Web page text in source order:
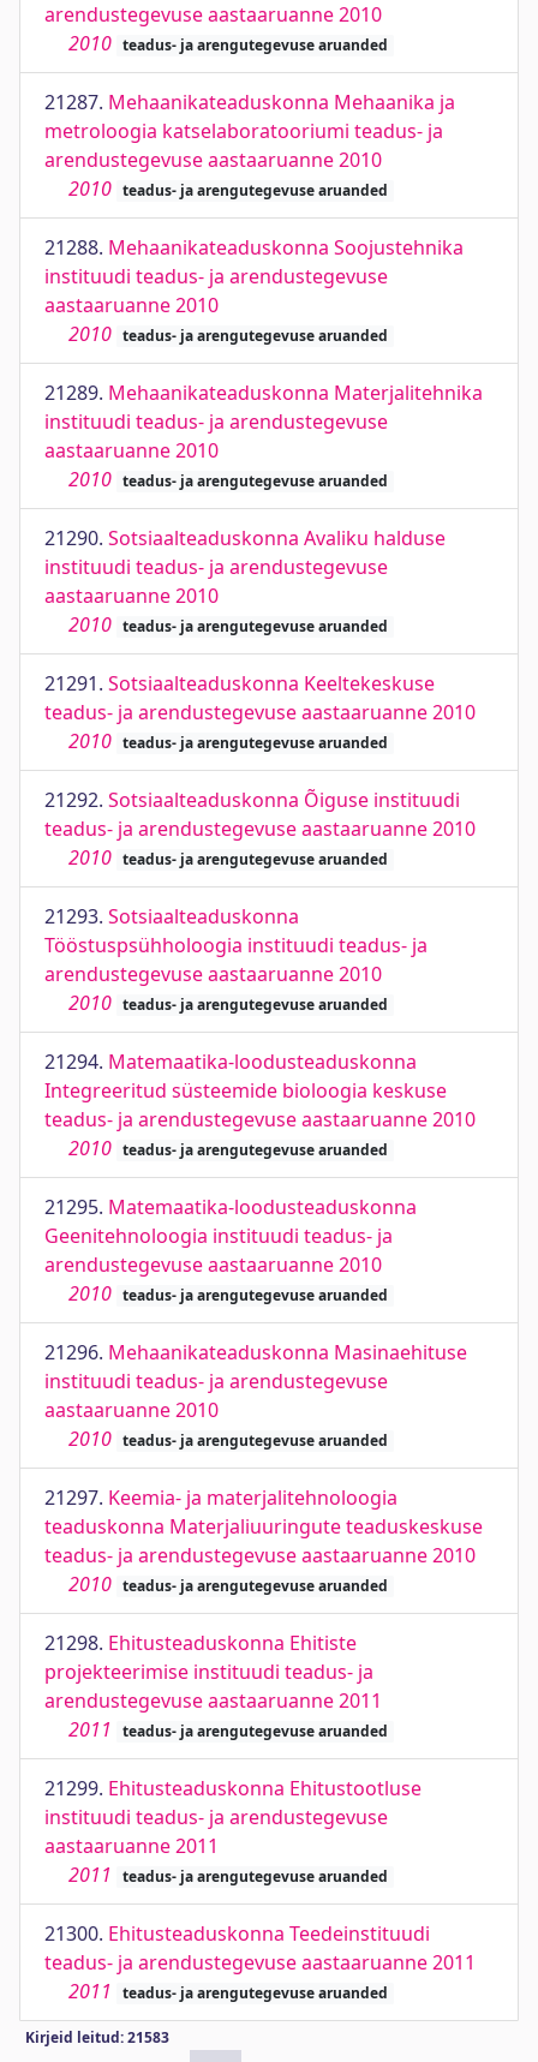
arendustegevuse aastaaruanne 2010
2010 teadus- ja arengutegevuse aruanded
21287. Mehaanikateaduskonna Mehaanika ja
metroloogia katselaboratooriumi teadus- ja
arendustegevuse aastaaruanne 2010
2010 teadus- ja arengutegevuse aruanded
21288. Mehaanikateaduskonna Soojustehnika
instituudi teadus- ja arendustegevuse
aastaaruanne 2010
2010 teadus- ja arengutegevuse aruanded
21289. Mehaanikateaduskonna Materjalitehnika
instituudi teadus- ja arendustegevuse
aastaaruanne 2010
2010 teadus- ja arengutegevuse aruanded
21290. Sotsiaalteaduskonna Avaliku halduse
instituudi teadus- ja arendustegevuse
aastaaruanne 2010
2010 teadus- ja arengutegevuse aruanded
21291. Sotsiaalteaduskonna Keeltekeskuse
teadus- ja arendustegevuse aastaaruanne 2010
2010 teadus- ja arengutegevuse aruanded
21292. Sotsiaalteaduskonna Õiguse instituudi
teadus- ja arendustegevuse aastaaruanne 2010
2010 teadus- ja arengutegevuse aruanded
21293. Sotsiaalteaduskonna
Tööstuspsühholoogia instituudi teadus- ja
arendustegevuse aastaaruanne 2010
2010 teadus- ja arengutegevuse aruanded
21294. Matemaatika-loodusteaduskonna
Integreeritud süsteemide bioloogia keskuse
teadus- ja arendustegevuse aastaaruanne 2010
2010 teadus- ja arengutegevuse aruanded
21295. Matemaatika-loodusteaduskonna
Geenitehnoloogia instituudi teadus- ja
arendustegevuse aastaaruanne 2010
2010 teadus- ja arengutegevuse aruanded
21296. Mehaanikateaduskonna Masinaehituse
instituudi teadus- ja arendustegevuse
aastaaruanne 2010
2010 teadus- ja arengutegevuse aruanded
21297. Keemia- ja materjalitehnoloogia
teaduskonna Materjaliuuringute teaduskeskuse
teadus- ja arendustegevuse aastaaruanne 2010
2010 teadus- ja arengutegevuse aruanded
21298. Ehitusteaduskonna Ehitiste
projekteerimise instituudi teadus- ja
arendustegevuse aastaaruanne 2011
2011
teadus- ja arengutegevuse aruanded
21299. Ehitusteaduskonna Ehitustootluse
instituudi teadus- ja arendustegevuse
aastaaruanne 2011
2011
teadus- ja arengutegevuse aruanded
21300. Ehitusteaduskonna Teedeinstituudi
teadus- ja arendustegevuse aastaaruanne 2011
2011
teadus- ja arengutegevuse aruanded
Kirjeid leitud: 21583